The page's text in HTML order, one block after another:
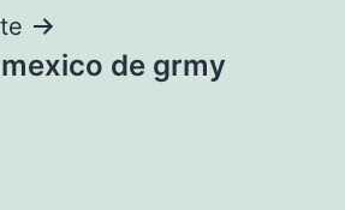
de grmy